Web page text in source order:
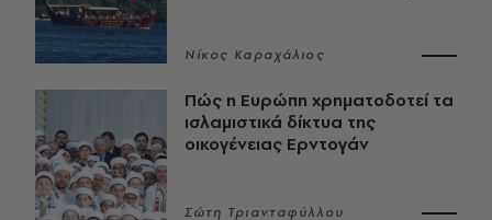
Νίκος Καραχάλιος
Πώς η Ευρώπη χρηματοδοτεί τα
ισλαμιστικά δίκτυα της
οικογένειας Ερντογάν
Σώτη Τριανταφύλλου